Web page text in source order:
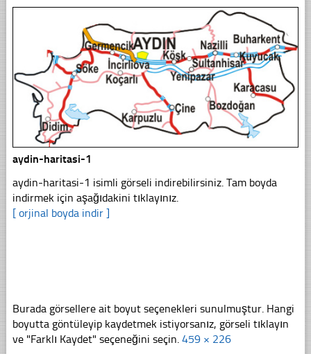
aydin-haritasi-1
aydin-haritasi-1 isimli görseli indirebilirsiniz. Tam boyda
indirmek için aşağıdakini tıklayınız.
[ orjinal boyda indir ]
Burada görsellere ait boyut seçenekleri sunulmuştur. Hangi
boyutta göntüleyip kaydetmek istiyorsanız, görseli tıklayın
ve "Farklı Kaydet" seçeneğini seçin. 459 × 226